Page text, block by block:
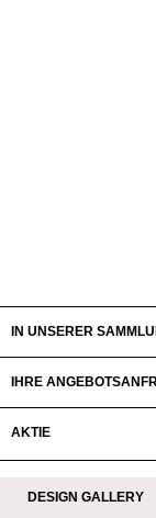
IN UNSERER
IHRE
AKTIE
DESIGN GALLERY